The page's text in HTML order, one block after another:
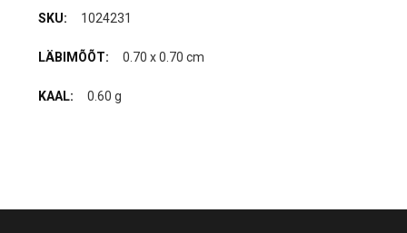
1024231
0.70 x 0.70 cm
0.60 g